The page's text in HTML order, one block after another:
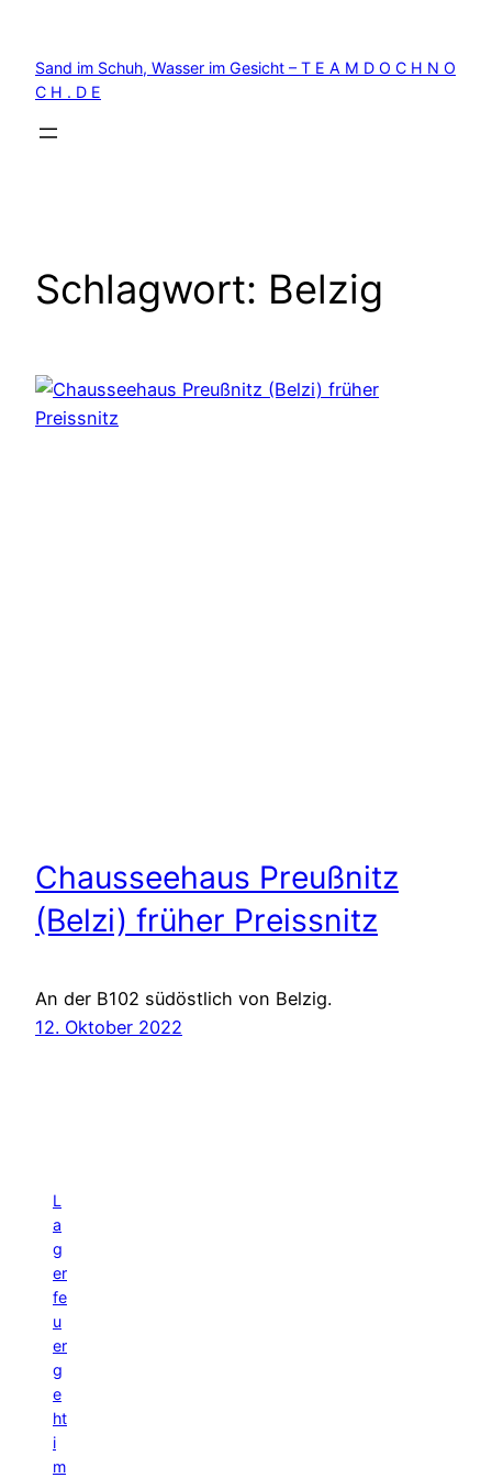
springen
Sand im Schuh, Wasser im Gesicht – T E A M D O C H N O
C H . D E
Schlagwort: Belzig
Chausseehaus Preußnitz
(Belzi) früher Preissnitz
An der B102 südöstlich von Belzig.
12. Oktober 2022
L
a
g
er
fe
u
er
g
e
ht
i
m